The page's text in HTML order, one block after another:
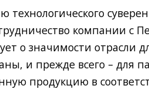
компании с
о значимости отрасли
и прежде всего – для
продукцию в